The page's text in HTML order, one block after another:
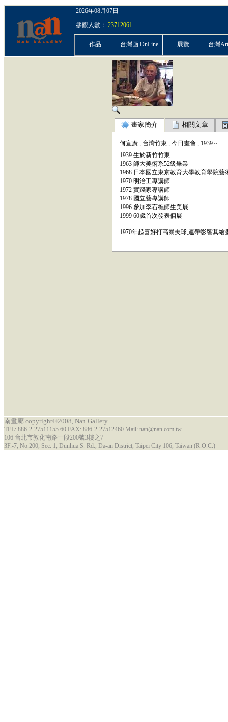
2026年08月07日
參觀人數： 23712061
作品 台灣画 OnLine 展覽 台灣
畫家簡介 相關文章
何宣廣 , 台灣竹東 , 今日畫會 , 1939 ~
1939 生於新竹竹東
1963 師大美術系52級畢業
1968 日本國立東京教育大學教育學院藝
1970 明治工專講師
1972 實踐家專講師
1978 國立藝專講師
1996 參加李石樵師生美展
1999 60歲首次發表個展
1970年起喜好打高爾夫球,連帶影響其
南畫廊 copyright©2008, Nan Gallery
TEL: 886-2-27511155 60 FAX: 886-2-27512460 Mail: nan@nan.com.tw
106 台北市敦化南路一段200號3樓之7
3F.-7, No.200, Sec. 1, Dunhua S. Rd., Da-an District, Taipei City 106, Taiwan (R.O.C.)